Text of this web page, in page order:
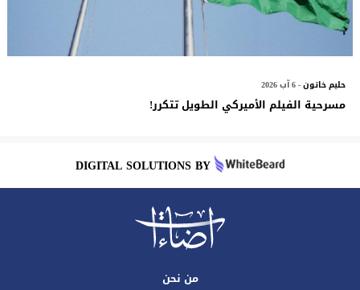
حليم خاتون- 6 آب 2026
مسرحية الفيلم الأميركي الطويل تتكرر!
DIGITAL SOLUTIONS BY
من نحن